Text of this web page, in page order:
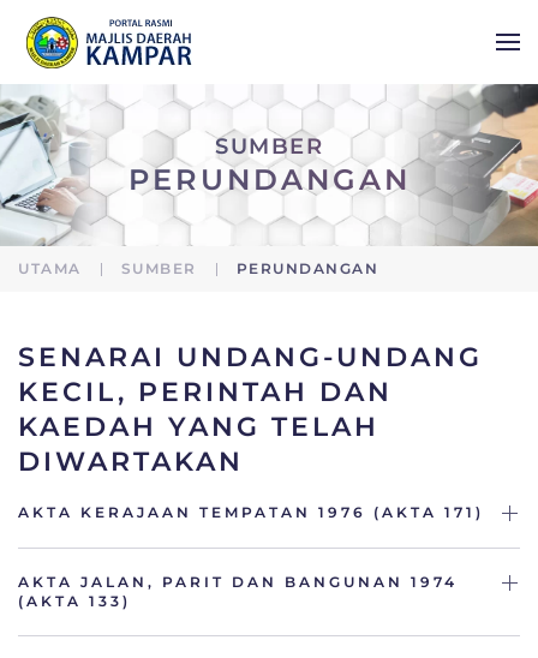
Skip to main content
SUMBER
PERUNDANGAN
UTAMA SUMBER PERUNDANGAN
SENARAI UNDANG-UNDANG
KECIL, PERINTAH DAN
KAEDAH YANG TELAH
DIWARTAKAN
AKTA KERAJAAN TEMPATAN 1976 (AKTA 171)
AKTA JALAN, PARIT DAN BANGUNAN 1974
(AKTA 133)